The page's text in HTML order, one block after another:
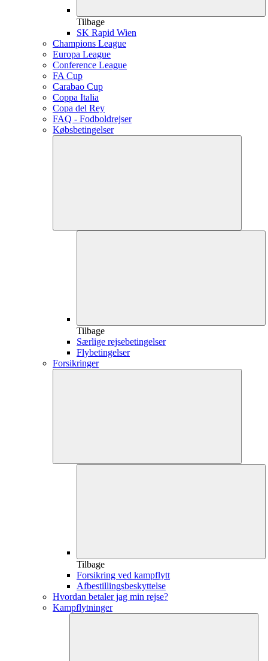
Tilbage
SK Rapid Wien
Champions League
Europa League
Conference League
FA Cup
Carabao Cup
Coppa Italia
Copa del Rey
FAQ - Fodboldrejser
Købsbetingelser
Tilbage
Særlige rejsebetingelser
Flybetingelser
Forsikringer
Tilbage
Forsikring ved kampflytt
Afbestillingsbeskyttelse
Hvordan betaler jag min rejse?
Kampflytninger